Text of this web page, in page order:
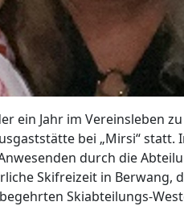
ein Jahr im Vereinsleben
bei „Mirsi“
durch die
Skifreizeit in Berwang,
Skiabteilungs-